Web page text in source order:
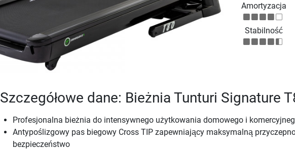
Amortyzacja
Stabilność
Szczegółowe dane: Bieżnia Tunturi Signature
Profesjonalna bieżnia do intensywnego użytkowania domowego i
Antypoślizgowy pas biegowy Cross TIP zapewniający maksymalną
bezpieczeństwo